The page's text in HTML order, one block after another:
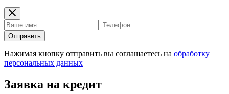
Отправить
Нажимая кнопку отправить вы соглашаетесь на обработку
персональных данных
Заявка на кредит